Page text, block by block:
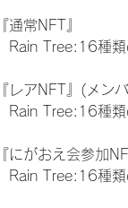
『通常NFT』
Rain Tree:16種類
『レアNFT』(メン
Rain Tree:16種類
『にがおえ会参加
Rain Tree:16種類